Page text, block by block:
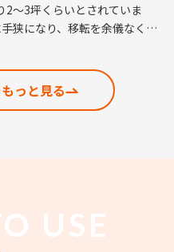
2～3坪くらいとされていま
狭になり、移転を余儀なくさ
っと見る
USE